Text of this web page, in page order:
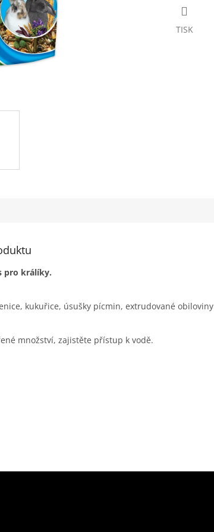
TISK
pro králíky.
kukuřice, úsušky pícmin, extrudované obiloviny
množství, zajistěte přístup k vodě.